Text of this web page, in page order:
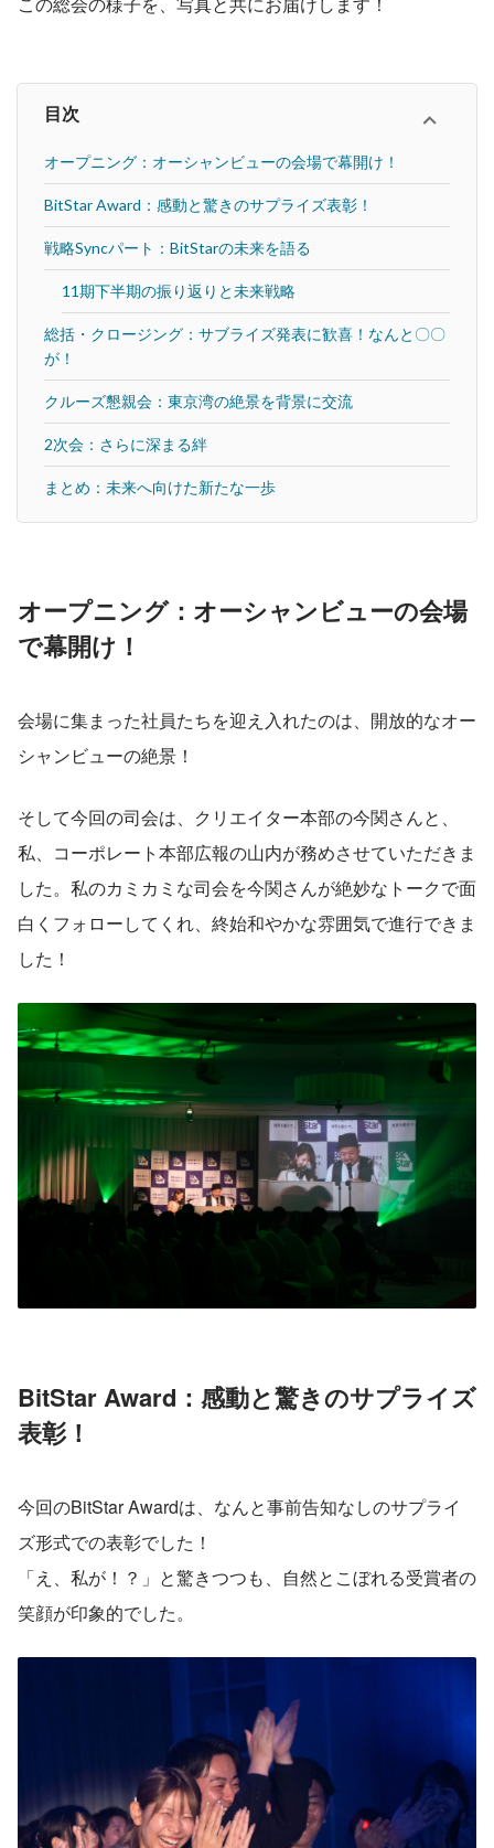
目次
オープニング：オーシャンビューの会場で幕開け！
BitStar Award：感動と驚きのサプライズ表彰！
戦略Syncパート：BitStarの未来を語る
11期下半期の振り返りと未来戦略
総括・クロージング：サブライズ発表に歓喜！なんと〇〇
が！
クルーズ懇親会：東京湾の絶景を背景に交流
2次会：さらに深まる絆
まとめ：未来へ向けた新たな一歩
オープニング：オーシャンビューの会場
で幕開け！
会場に集まった社員たちを迎え入れたのは、開放的なオー
シャンビューの絶景！
そして今回の司会は、クリエイター本部の今関さんと、
私、コーポレート本部広報の山内が務めさせていただきま
した。私のカミカミな司会を今関さんが絶妙なトークで面
白くフォローしてくれ、終始和やかな雰囲気で進行できま
した！
BitStar Award：感動と驚きのサプライズ
表彰！
今回のBitStar Awardは、なんと事前告知なしのサプライ
ズ形式での表彰でした！
「え、私が！？」と驚きつつも、自然とこぼれる受賞者の
笑顔が印象的でした。